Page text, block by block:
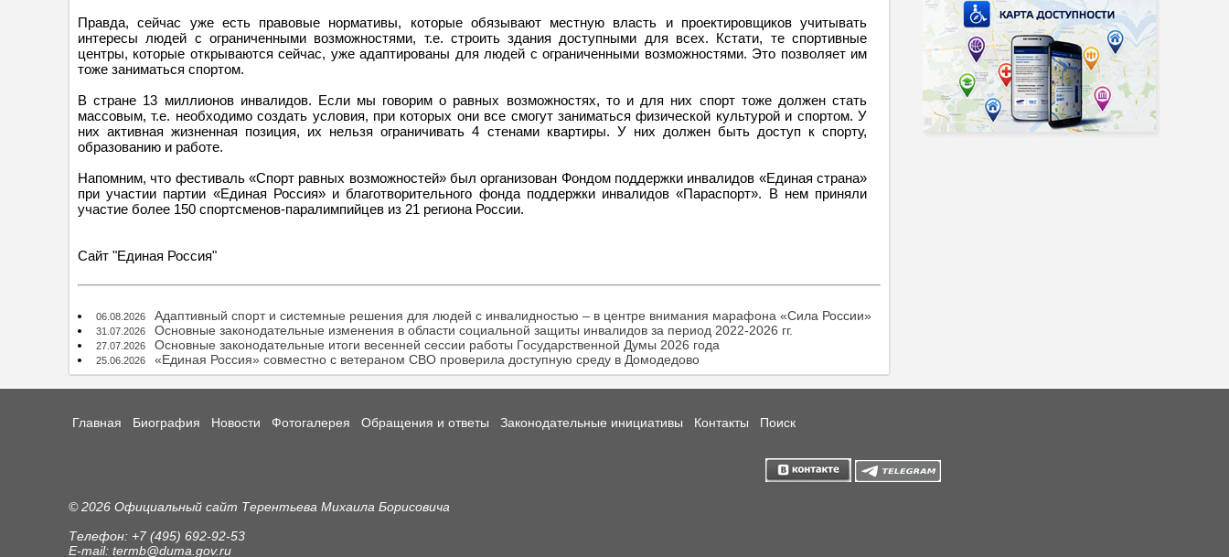
Правда, сейчас уже есть правовые нормативы, которые обязывают местную власть и проектировщиков учитывать
интересы людей с ограниченными возможностями, т.е. строить здания доступными для всех. Кстати, те спортивные
центры, которые открываются сейчас, уже адаптированы для людей с ограниченными возможностями. Это позволяет им
тоже заниматься спортом.
В стране 13 миллионов инвалидов. Если мы говорим о равных возможностях, то и для них спорт тоже должен стать
массовым, т.е. необходимо создать условия, при которых они все смогут заниматься физической культурой и спортом. У
них активная жизненная позиция, их нельзя ограничивать 4 стенами квартиры. У них должен быть доступ к спорту,
образованию и работе.
Напомним, что фестиваль «Спорт равных возможностей» был организован Фондом поддержки инвалидов «Единая страна»
при участии партии «Единая Россия» и благотворительного фонда поддержки инвалидов «Параспорт». В нем приняли
участие более 150 спортсменов-паралимпийцев из 21 региона России.
Сайт "Единая Россия"
06.08.2026 Адаптивный спорт и системные решения для людей с инвалидностью – в центре внимания марафона «Сила России»
31.07.2026 Основные законодательные изменения в области социальной защиты инвалидов за период 2022-2026 гг.
27.07.2026 Основные законодательные итоги весенней сессии работы Государственной Думы 2026 года
25.06.2026 «Единая Россия» совместно с ветераном СВО проверила доступную среду в Домодедово
Главная Биография Новости Фотогалерея Обращения и ответы Законодательные инициативы Контакты Поиск
© 2026 Официальный сайт Терентьева Михаила Борисовича
Телефон: +7 (495) 692-92-53
E-mail: termb@duma.gov.ru